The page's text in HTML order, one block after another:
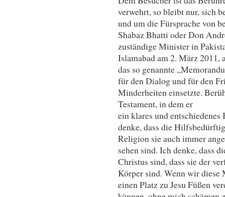
verwehrt, so bleibt nur, sich
und um die Fürsprache von
Shabaz Bhatti oder Don
zuständige Minister in
Islamabad am 2. März
das so genannte
für den Dialog und für den
Minderheiten einsetzte.
Testament, in dem er
ein klares und
denke, dass die
Religion sie auch immer
sehen sind. Ich denke, dass
Christus sind, dass sie der
Körper sind. Wenn wir diese
einen Platz zu Jesu Füßen